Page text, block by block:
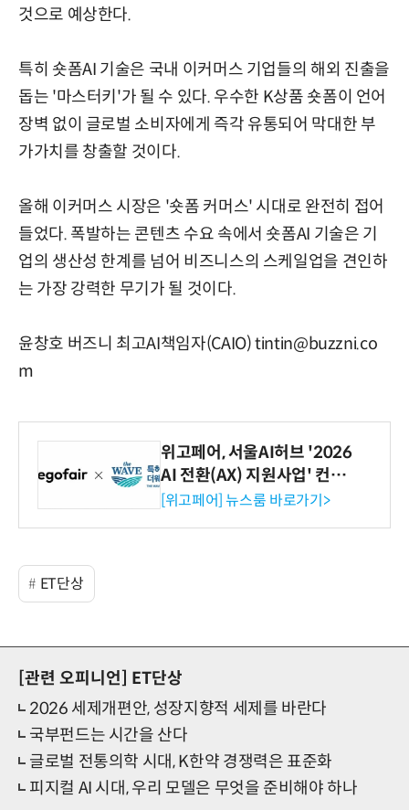
것으로 예상한다.
특히 숏폼AI 기술은 국내 이커머스 기업들의 해외 진출을
돕는 '마스터키'가 될 수 있다. 우수한 K상품 숏폼이 언어
장벽 없이 글로벌 소비자에게 즉각 유통되어 막대한 부
가가치를 창출할 것이다.
올해 이커머스 시장은 '숏폼 커머스' 시대로 완전히 접어
들었다. 폭발하는 콘텐츠 수요 속에서 숏폼AI 기술은 기
업의 생산성 한계를 넘어 비즈니스의 스케일업을 견인하
는 가장 강력한 무기가 될 것이다.
윤창호 버즈니 최고AI책임자(CAIO) tintin@buzzni.co
m
위고페어, 서울AI허브 '2026
AI 전환(AX) 지원사업' 컨소
시엄 선정
[위고페어] 뉴스룸 바로가기>
ET단상
[관련 오피니언]
ET단상
2026 세제개편안, 성장지향적 세제를 바란다
국부펀드는 시간을 산다
글로벌 전통의학 시대, K한약 경쟁력은 표준화
피지컬 AI 시대, 우리 모델은 무엇을 준비해야 하나